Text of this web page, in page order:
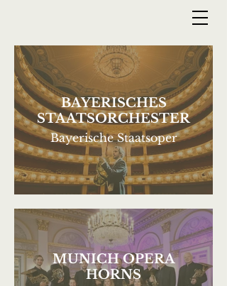
BAYERISCHES
STAATSORCHESTER
Bayerische Staatsoper
MUNICH OPERA
HORNS